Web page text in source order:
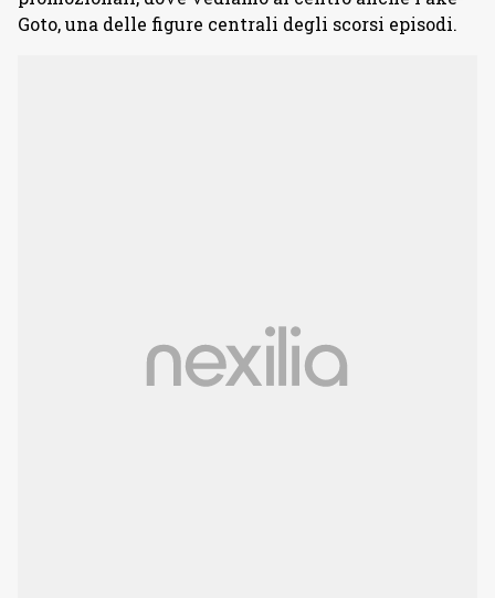
Goto, una delle figure centrali degli scorsi episodi.